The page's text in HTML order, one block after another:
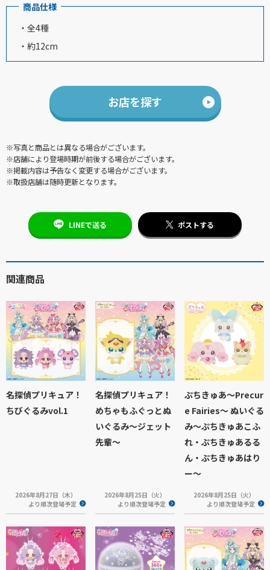
商品仕様
・全4種
・約12cm
お店を探す
※写真と商品とは異なる場合がございます。
※店舗により登場時期が前後する場合がございます。
※掲載内容は予告なく変更する場合がございます。
※取扱店舗は随時更新となります。
LINEで送る ポストする
関連商品
名探偵プリキュア！
ちびぐるみvol.1
2026年8月27日（木）
より順次登場予定
名探偵プリキュア！
めちゃもふぐっとぬ
いぐるみ～ジェット
先輩～
2026年8月25日（火）
より順次登場予定
ぷちきゅあ～Precur
e Fairies～ ぬいぐる
み～ぷちきゅあこふ
れ・ぷちきゅあるる
ん・ぷちきゅあはり
ー～
2026年8月25日（火）
より順次登場予定